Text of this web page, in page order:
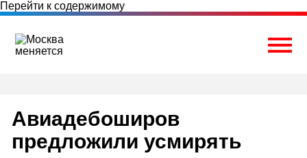
Перейти к содержимому
Авиадебоширов
предложили усмирять